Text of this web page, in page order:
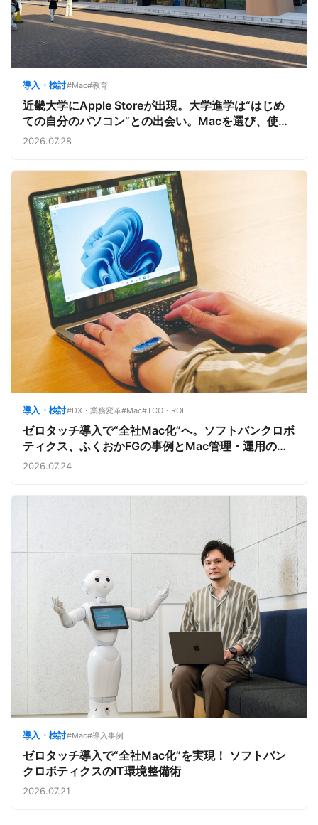
導入・検討#Mac#教育
近畿大学にApple Storeが出現。大学進学は“はじめ
ての自分のパソコン”との出会い。Macを選び、使う
魅力と楽しさを、夏のオープンキャンパスでアピール
2026.07.28
導入・検討#DX・業務変革#Mac#TCO・ROI
ゼロタッチ導入で“全社Mac化”へ。ソフトバンクロボ
ティクス、ふくおかFGの事例とMac管理・運用の強
み【今週のAppleビジネストレンド】
2026.07.24
導入・検討#Mac#導入事例
ゼロタッチ導入で“全社Mac化”を実現！ ソフトバン
クロボティクスのIT環境整備術
2026.07.21